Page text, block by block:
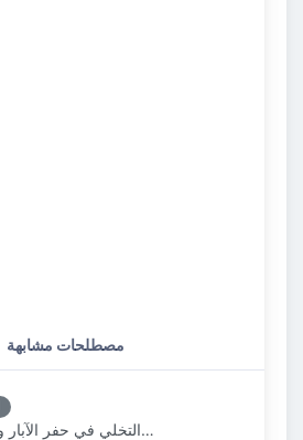
مصطلحات مشابهة
التخلي في حفر الآبار وإكمالها…